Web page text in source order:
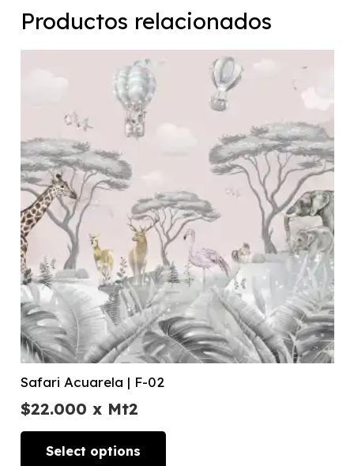
Productos relacionados
Safari Acuarela | F-02
$22.000 x Mt2
Select options